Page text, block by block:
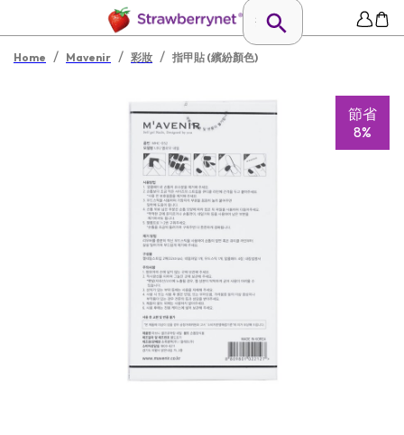
Home / Mavenir / 彩妝 / 指甲貼 (繽紛顏色)
節省
8%